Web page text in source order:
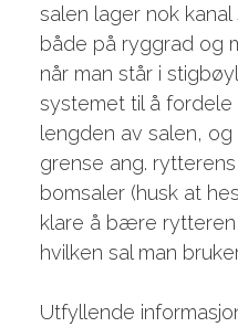
salen lager nok
både på ryggrad og
når man står i
systemet til å
lengden av salen,
grense ang.
bomsaler (husk at
klare å bære
hvilken sal man
Utfyllende